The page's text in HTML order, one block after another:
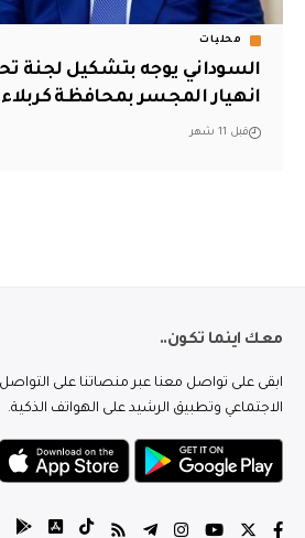
محليات
السوداني يوجه بتشكيل لجنة
انهيار المجسر بمحافظة كربلاء
قبل 11 شهر
معك اينما تكون..
ابقى على تواصل معنا عبر منصاتنا على التواصل
الاجتماعي وتطبيق الرشيد على الهواتف الذكية.